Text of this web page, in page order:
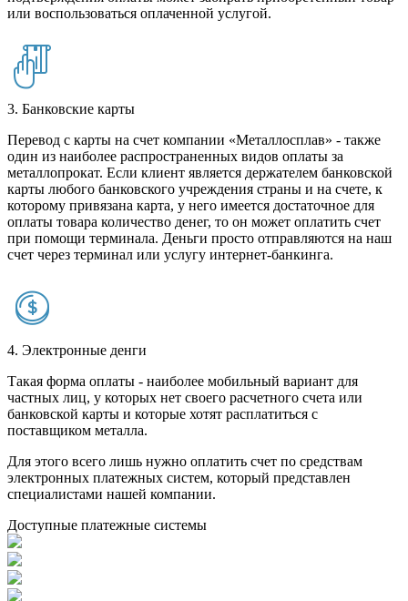
или воспользоваться оплаченной услугой.
3. Банковские карты
Перевод с карты на счет компании «Металлосплав» - также
один из наиболее распространенных видов оплаты за
металлопрокат. Если клиент является держателем банковской
карты любого банковского учреждения страны и на счете, к
которому привязана карта, у него имеется достаточное для
оплаты товара количество денег, то он может оплатить счет
при помощи терминала. Деньги просто отправляются на наш
счет через терминал или услугу интернет-банкинга.
4. Электронные денги
Такая форма оплаты - наиболее мобильный вариант для
частных лиц, у которых нет своего расчетного счета или
банковской карты и которые хотят расплатиться с
поставщиком металла.
Для этого всего лишь нужно оплатить счет по средствам
электронных платежных систем, который представлен
специалистами нашей компании.
Доступные платежные системы